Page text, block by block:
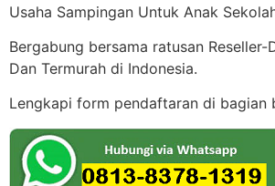
Usaha Sampingan Untuk Anak
Bergabung bersama ratusan Reseller-
Dan Termurah di Indonesia.
Lengkapi form pendaftaran di bagian